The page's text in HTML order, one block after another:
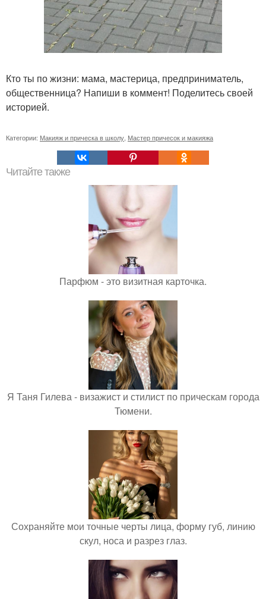
Кто ты по жизни: мама, мастерица, предприниматель,
общественница? Напиши в коммент! Поделитесь своей
историей.
Категории: Макияж и прическа в школу Мастер причесок и макияжа
Читайте также
Парфюм - это визитная карточка.
Я Таня Гилева - визажист и стилист по прическам города
Тюмени.
Сохраняйте мои точные черты лица, форму губ, линию
скул, носа и разрез глаз.